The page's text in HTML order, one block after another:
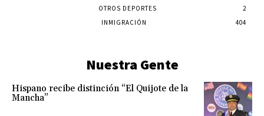
OTROS DEPORTES
2
INMIGRACIÓN
404
Nuestra Gente
Hispano recibe distinción “El Quijote de la
Mancha”